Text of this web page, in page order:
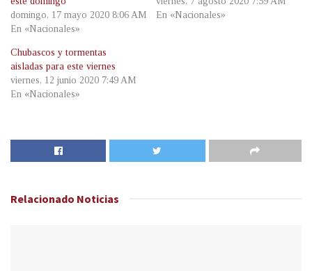
domingo, 17 mayo 2020 8:06 AM
En «Nacionales»
En «Nacionales»
Chubascos y tormentas
aisladas para este viernes
viernes, 12 junio 2020 7:49 AM
En «Nacionales»
Relacionado Noticias